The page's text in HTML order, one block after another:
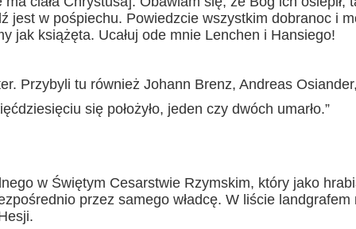
jest w pośpiechu. Powiedzcie wszystkim dobranoc i
jak książęta. Ucałuj ode mnie Lenchen i Hansiego!
Przybyli tu również Johann Brenz, Andreas
się położyło, jeden czy dwóch umarło.”
w Świętym Cesarstwie Rzymskim, który jako
przez samego władcę. W liście